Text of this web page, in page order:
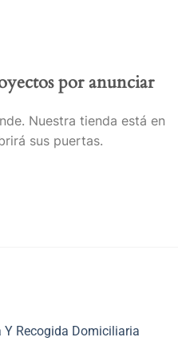
por anunciar
Nuestra tienda está en
sus puertas.
Y Recogida Domiciliaria